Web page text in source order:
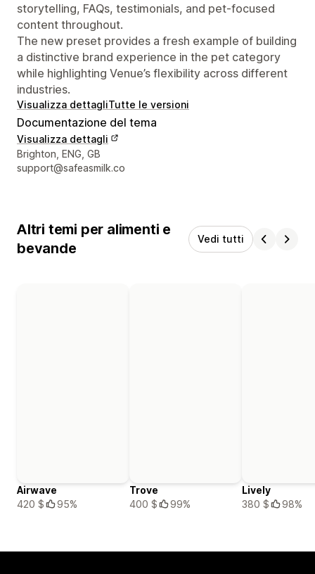
storytelling, FAQs, testimonials, and pet-focused
content throughout.
The new preset provides a fresh example of building
a distinctive brand experience in the pet category
while highlighting Venue’s flexibility across different
industries.
Visualizza dettagliTutte le versioni
Documentazione del tema
Visualizza dettagli
Recapiti del designer
Brighton, ENG, GB
support@safeasmilk.co
Altri temi per alimenti e
bevande
Vedi tutti
Airwave
420 $
95%
Trove
400 $
99%
Lively
380 $
98%